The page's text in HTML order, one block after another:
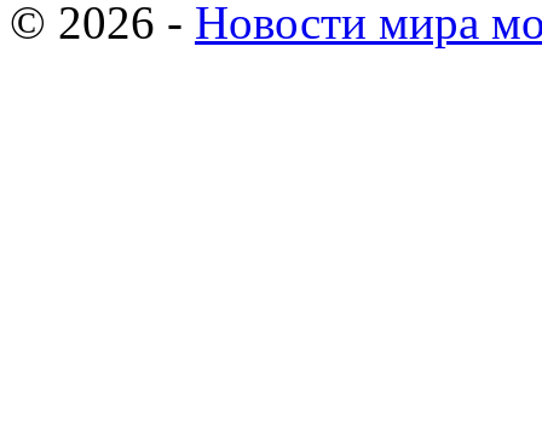
© 2026 - Новости мира